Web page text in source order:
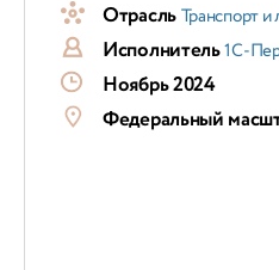
ОтрасльТранспорт и
Исполнитель1С-
Ноябрь 2024
Федеральный